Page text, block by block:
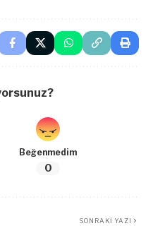
Beğenmedim
0
SONRAKI YAZI